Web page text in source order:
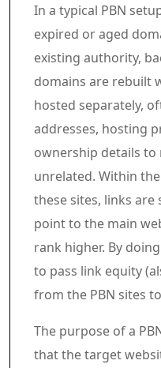
In a typical PBN
expired or aged
existing authority,
domains are rebuilt
hosted separately,
addresses, hosting
ownership details
unrelated. Within
these sites, links
point to the main
rank higher. By
to pass link equity
from the PBN sites
The purpose of a
that the target